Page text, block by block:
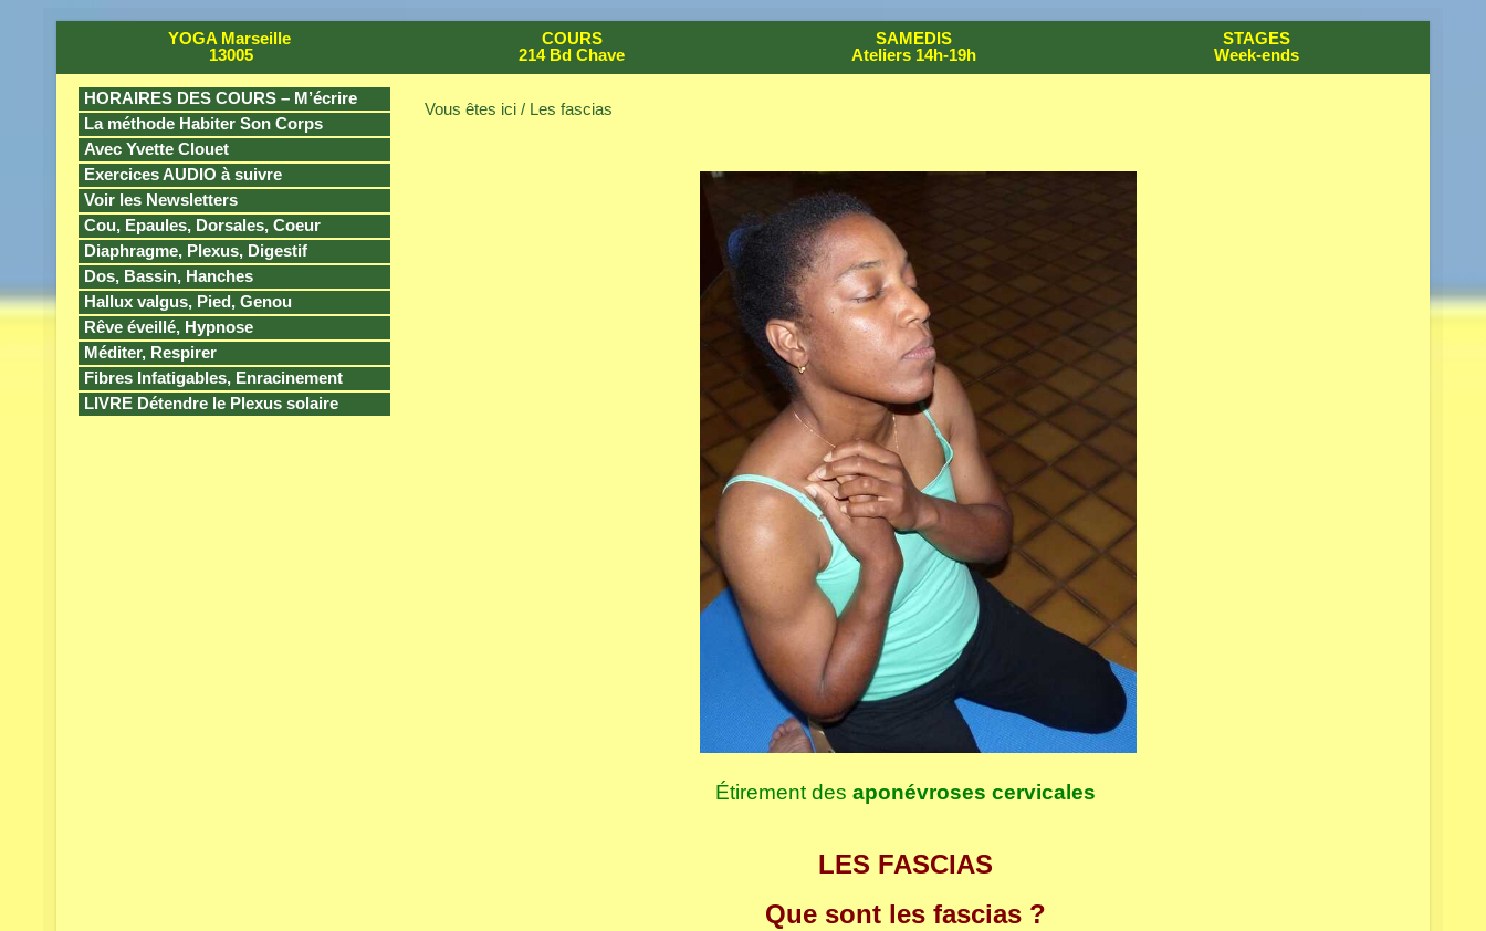
YOGA Marseille
13005
COURS
214 Bd Chave
SAMEDIS
Ateliers 14h-19h
STAGES
Week-ends
HORAIRES DES COURS – M’écrire
La méthode Habiter Son Corps
Avec Yvette Clouet
Exercices AUDIO à suivre
Voir les Newsletters
Cou, Epaules, Dorsales, Coeur
Diaphragme, Plexus, Digestif
Dos, Bassin, Hanches
Hallux valgus, Pied, Genou
Rêve éveillé, Hypnose
Méditer, Respirer
Fibres Infatigables, Enracinement
LIVRE Détendre le Plexus solaire
Vous êtes ici / Les fascias
Étirement des aponévroses cervicales
LES FASCIAS
Que sont les fascias ?